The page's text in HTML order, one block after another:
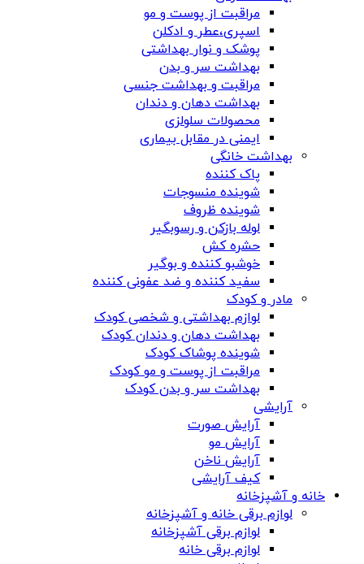
مراقبت از پوست و مو
اسپری،عطر و ادکلن
پوشک و نوار بهداشتی
بهداشت سر و بدن
مراقبت و بهداشت جنسی
بهداشت دهان و دندان
محصولات سلولزی
ایمنی در مقابل بیماری
بهداشت خانگی
پاک کننده
شوینده منسوجات
شوینده ظروف
لوله بازکن و رسوبگیر
حشره کش
خوشبو کننده و بوگیر
سفید کننده و ضد عفونی کننده
مادر و کودک
لوازم بهداشتی و شخصی کودک
بهداشت دهان و دندان کودک
شوینده پوشاک کودک
مراقبت از پوست و مو کودک
بهداشت سر و بدن کودک
آرایشی
آرایش صورت
آرایش مو
آرایش ناخن
کیف آرایشی
خانه و آشپزخانه
لوازم برقی خانه و آشپزخانه
لوازم برقی آشپزخانه
لوازم برقی خانه